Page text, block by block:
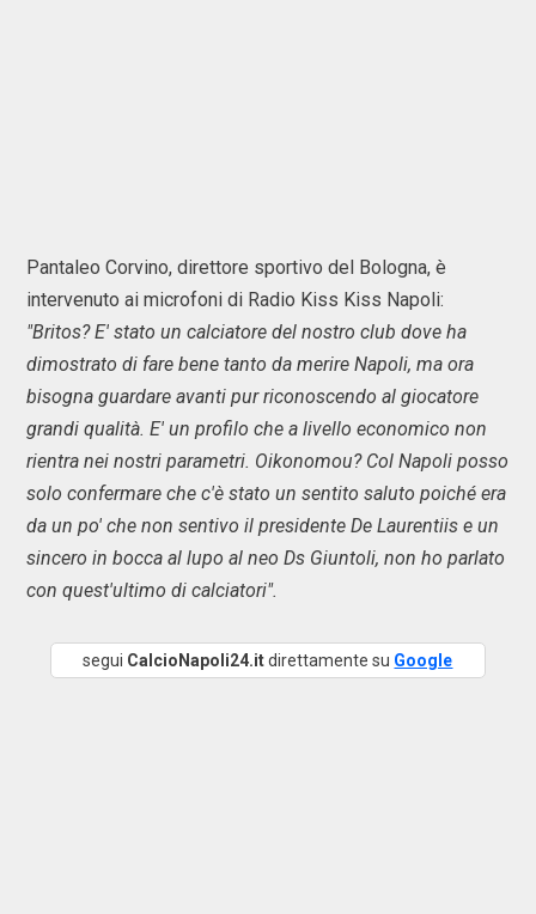
Pantaleo Corvino, direttore sportivo del Bologna, è
intervenuto ai microfoni di Radio Kiss Kiss Napoli:
"Britos? E' stato un calciatore del nostro club dove ha
dimostrato di fare bene tanto da merire Napoli, ma ora
bisogna guardare avanti pur riconoscendo al giocatore
grandi qualità. E' un profilo che a livello economico non
rientra nei nostri parametri. Oikonomou? Col Napoli posso
solo confermare che c'è stato un sentito saluto poiché era
da un po' che non sentivo il presidente De Laurentiis e un
sincero in bocca al lupo al neo Ds Giuntoli, non ho parlato
con quest'ultimo di calciatori".
segui CalcioNapoli24.itdirettamente su Google